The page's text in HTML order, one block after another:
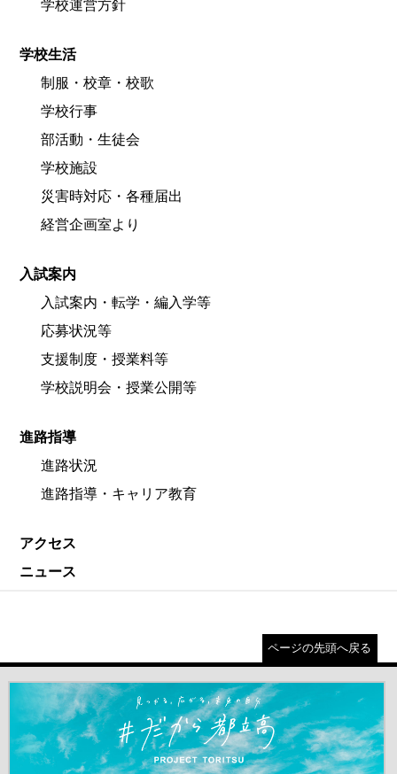
学校運営方針
学校生活
制服・校章・校歌
学校行事
部活動・生徒会
学校施設
災害時対応・各種届出
経営企画室より
入試案内
入試案内・転学・編入学等
応募状況等
支援制度・授業料等
学校説明会・授業公開等
進路指導
進路状況
進路指導・キャリア教育
アクセス
ニュース
ページの先頭へ戻る
＃だから都立高（別ウインドウが開きます）